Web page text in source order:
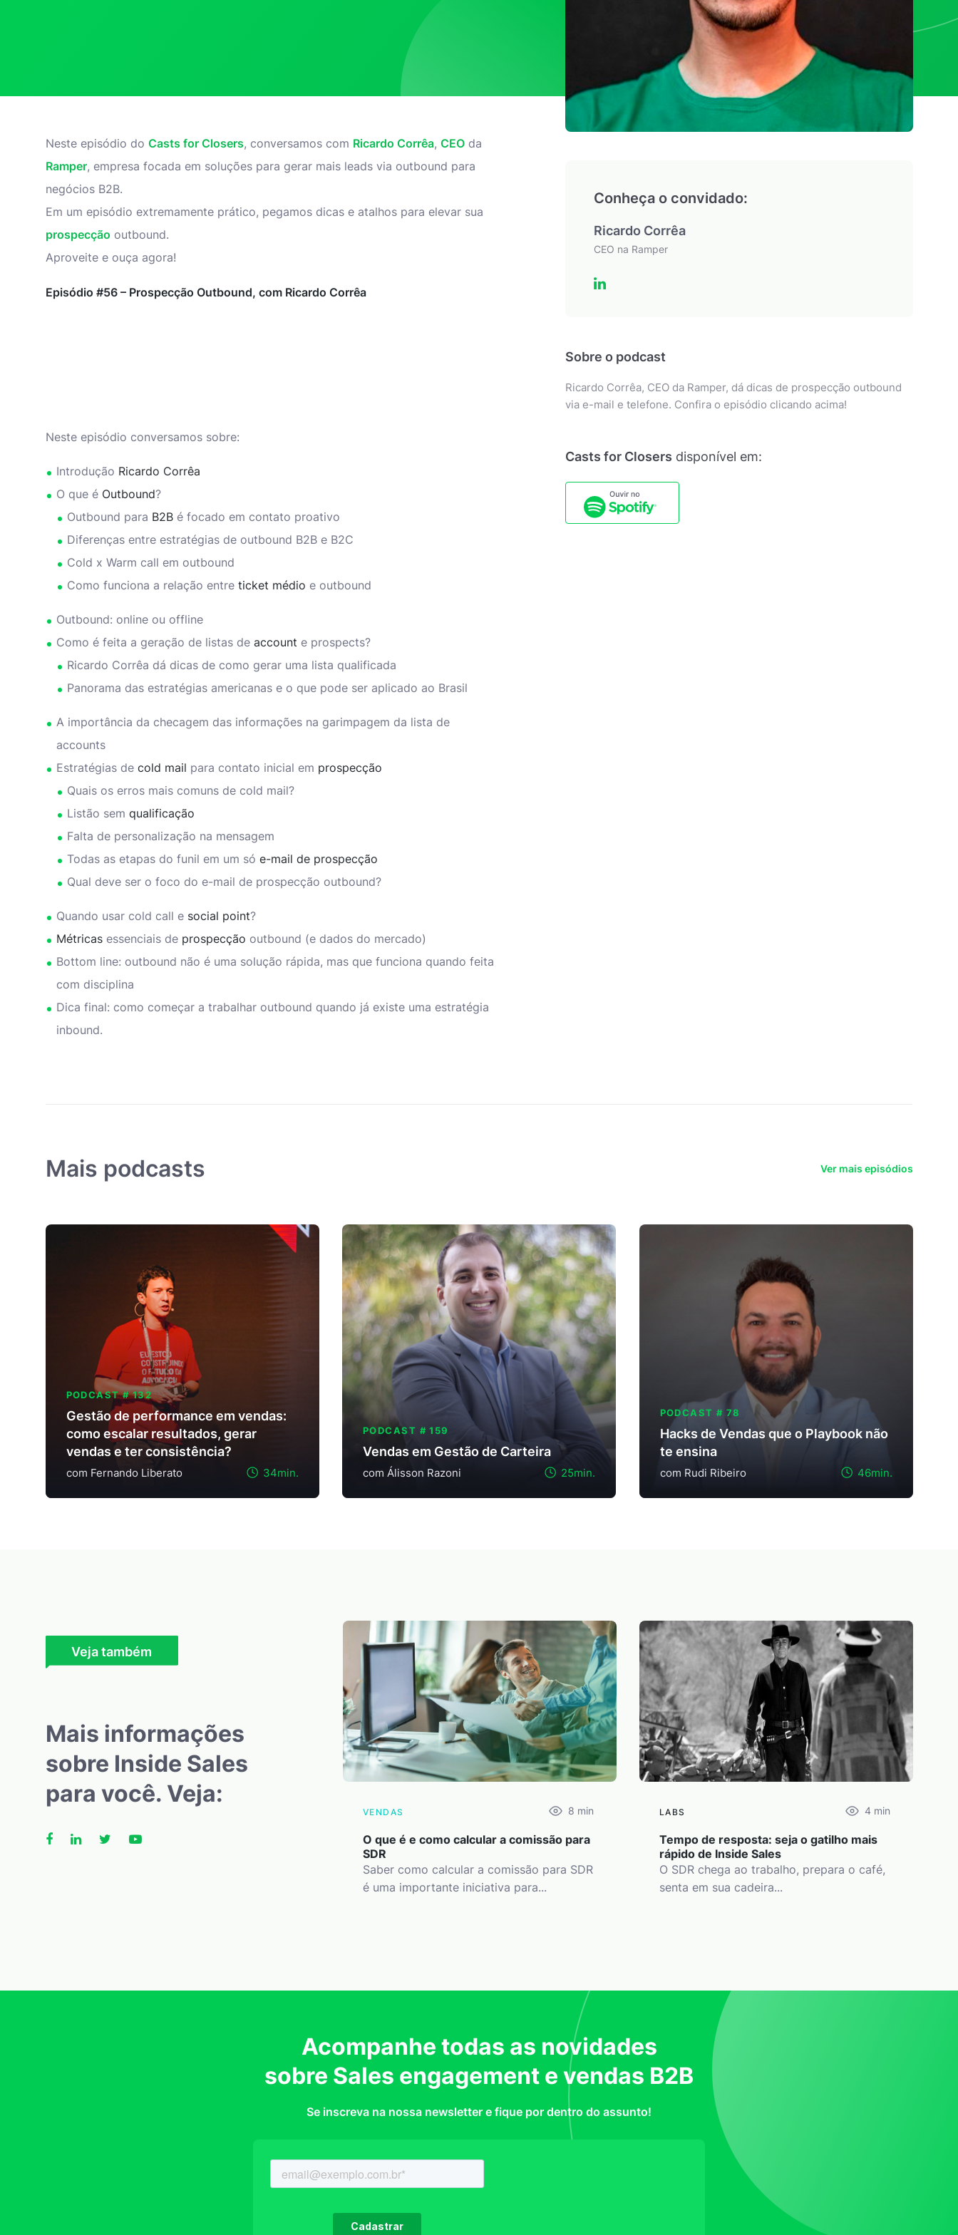
Neste episódio do Casts for Closers, conversamos com Ricardo Corrêa, CEOda
Ramper, empresa focada em soluções para gerar mais leads via outbound para
negócios B2B.
Em um episódio extremamente prático, pegamos dicas e atalhos para elevar sua
prospecção outbound.
Aproveite e ouça agora!
Episódio #56 – Prospecção Outbound, com Ricardo Corrêa
Neste episódio conversamos sobre:
Introdução Ricardo Corrêa
O que é Outbound?
Outbound para B2Bé focado em contato proativo
Diferenças entre estratégias de outbound B2B e B2C
Cold x Warm call em outbound
Como funciona a relação entre ticket médio e outbound
Outbound: online ou offline
Como é feita a geração de listas de account e prospects?
Ricardo Corrêa dá dicas de como gerar uma lista qualificada
Panorama das estratégias americanas e o que pode ser aplicado ao Brasil
A importância da checagem das informações na garimpagem da lista de
accounts
Estratégias de cold mail para contato inicial em prospecção
Quais os erros mais comuns de cold mail?
Listão sem qualificação
Falta de personalização na mensagem
Todas as etapas do funil em um só e-mail de prospecção
Qual deve ser o foco do e-mail de prospecção outbound?
Quando usar cold call e social point?
Métricasessenciais de prospecção outbound (e dados do mercado)
Bottom line: outbound não é uma solução rápida, mas que funciona quando feita
com disciplina
Dica final: como começar a trabalhar outbound quando já existe uma estratégia
inbound.
Conheça o convidado:
Ricardo Corrêa
CEO na Ramper
Sobre o podcast
Ricardo Corrêa, CEO da Ramper, dá dicas de prospecção outbound
via e-mail e telefone. Confira o episódio clicando acima!
Casts for Closers disponível em:
Mais podcasts Ver mais episódios
PODCAST # 132
Gestão de performance em vendas:
como escalar resultados, gerar
vendas e ter consistência?
com Fernando Liberato 34min.
PODCAST # 159
Vendas em Gestão de Carteira
com Álisson Razoni 25min.
PODCAST # 78
Hacks de Vendas que o Playbook não
te ensina
com Rudi Ribeiro 46min.
Veja também
Mais informações
sobre Inside Sales
para você. Veja:
VENDAS 8 min
O que é e como calcular a comissão para
SDR
Saber como calcular a comissão para SDR
é uma importante iniciativa para...
LABS 4 min
Tempo de resposta: seja o gatilho mais
rápido de Inside Sales
O SDR chega ao trabalho, prepara o café,
senta em sua cadeira...
Acompanhe todas as novidades
sobre Sales engagement e vendas B2B
Se inscreva na nossa newsletter e fique por dentro do assunto!